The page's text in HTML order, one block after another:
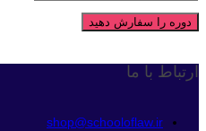
دوره را سفارش دهید
ارتباط با ما
shop@schooloflaw.ir